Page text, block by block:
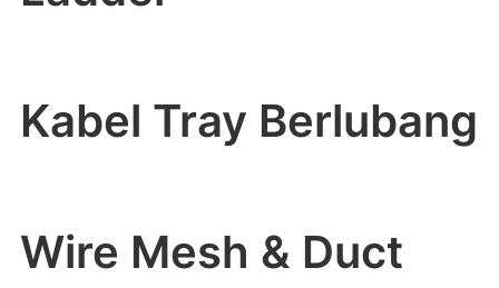
Kabel Tray Berlubang
Wire Mesh & Duct